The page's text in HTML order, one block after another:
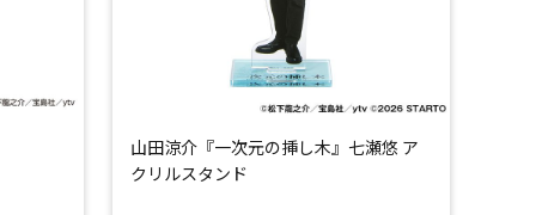
山田涼介『一次元の挿し木』七瀬悠 ア
クリルスタンド